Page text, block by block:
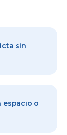
sin
espacio o